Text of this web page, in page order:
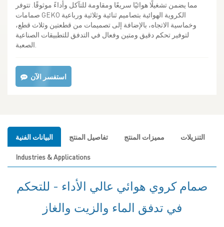
مما يضمن تشغيلًا هوائيًا سريعًا ومقاومة للتآكل وأداءً موثوقًا. تتوفر
صمامات GEKO الكروية الهوائية بتصاميم ثنائية وثلاثية ورباعية
وخماسية الاتجاه، بالإضافة إلى تصميمات من قطعتين وثلاث قطع،
لتوفير تحكم دقيق ومتين وفعال في التدفق للتطبيقات الصناعية
استفسر الآن
البيانات الفنية تفاصيل المنتج مميزات المنتج التنزيلات
Industries & Applications
صمام كروي هوائي عالي الأداء - للتحكم
في تدفق الماء والزيت والغاز